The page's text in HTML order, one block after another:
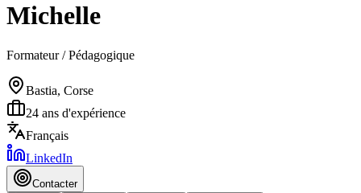
Michelle
Formateur / Pédagogique
Bastia, Corse
24 ans d'expérience
Français
LinkedIn
Contacter